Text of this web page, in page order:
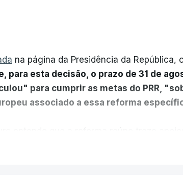
na página da Presidência da República,
para esta decisão, o prazo de 31 de
para cumprir as metas do PRR,
associado a essa reforma